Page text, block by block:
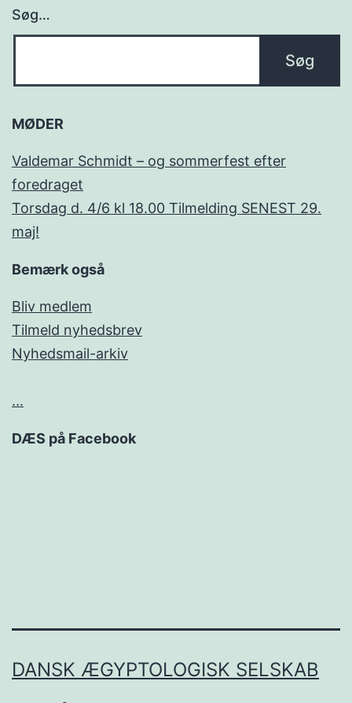
Søg…
MØDER
Valdemar Schmidt – og sommerfest efter
foredraget
Torsdag d. 4/6 kl 18.00 Tilmelding SENEST 29.
maj!
Bemærk også
Bliv medlem
Tilmeld nyhedsbrev
Nyhedsmail-arkiv
...
DÆS på Facebook
DANSK ÆGYPTOLOGISK SELSKAB